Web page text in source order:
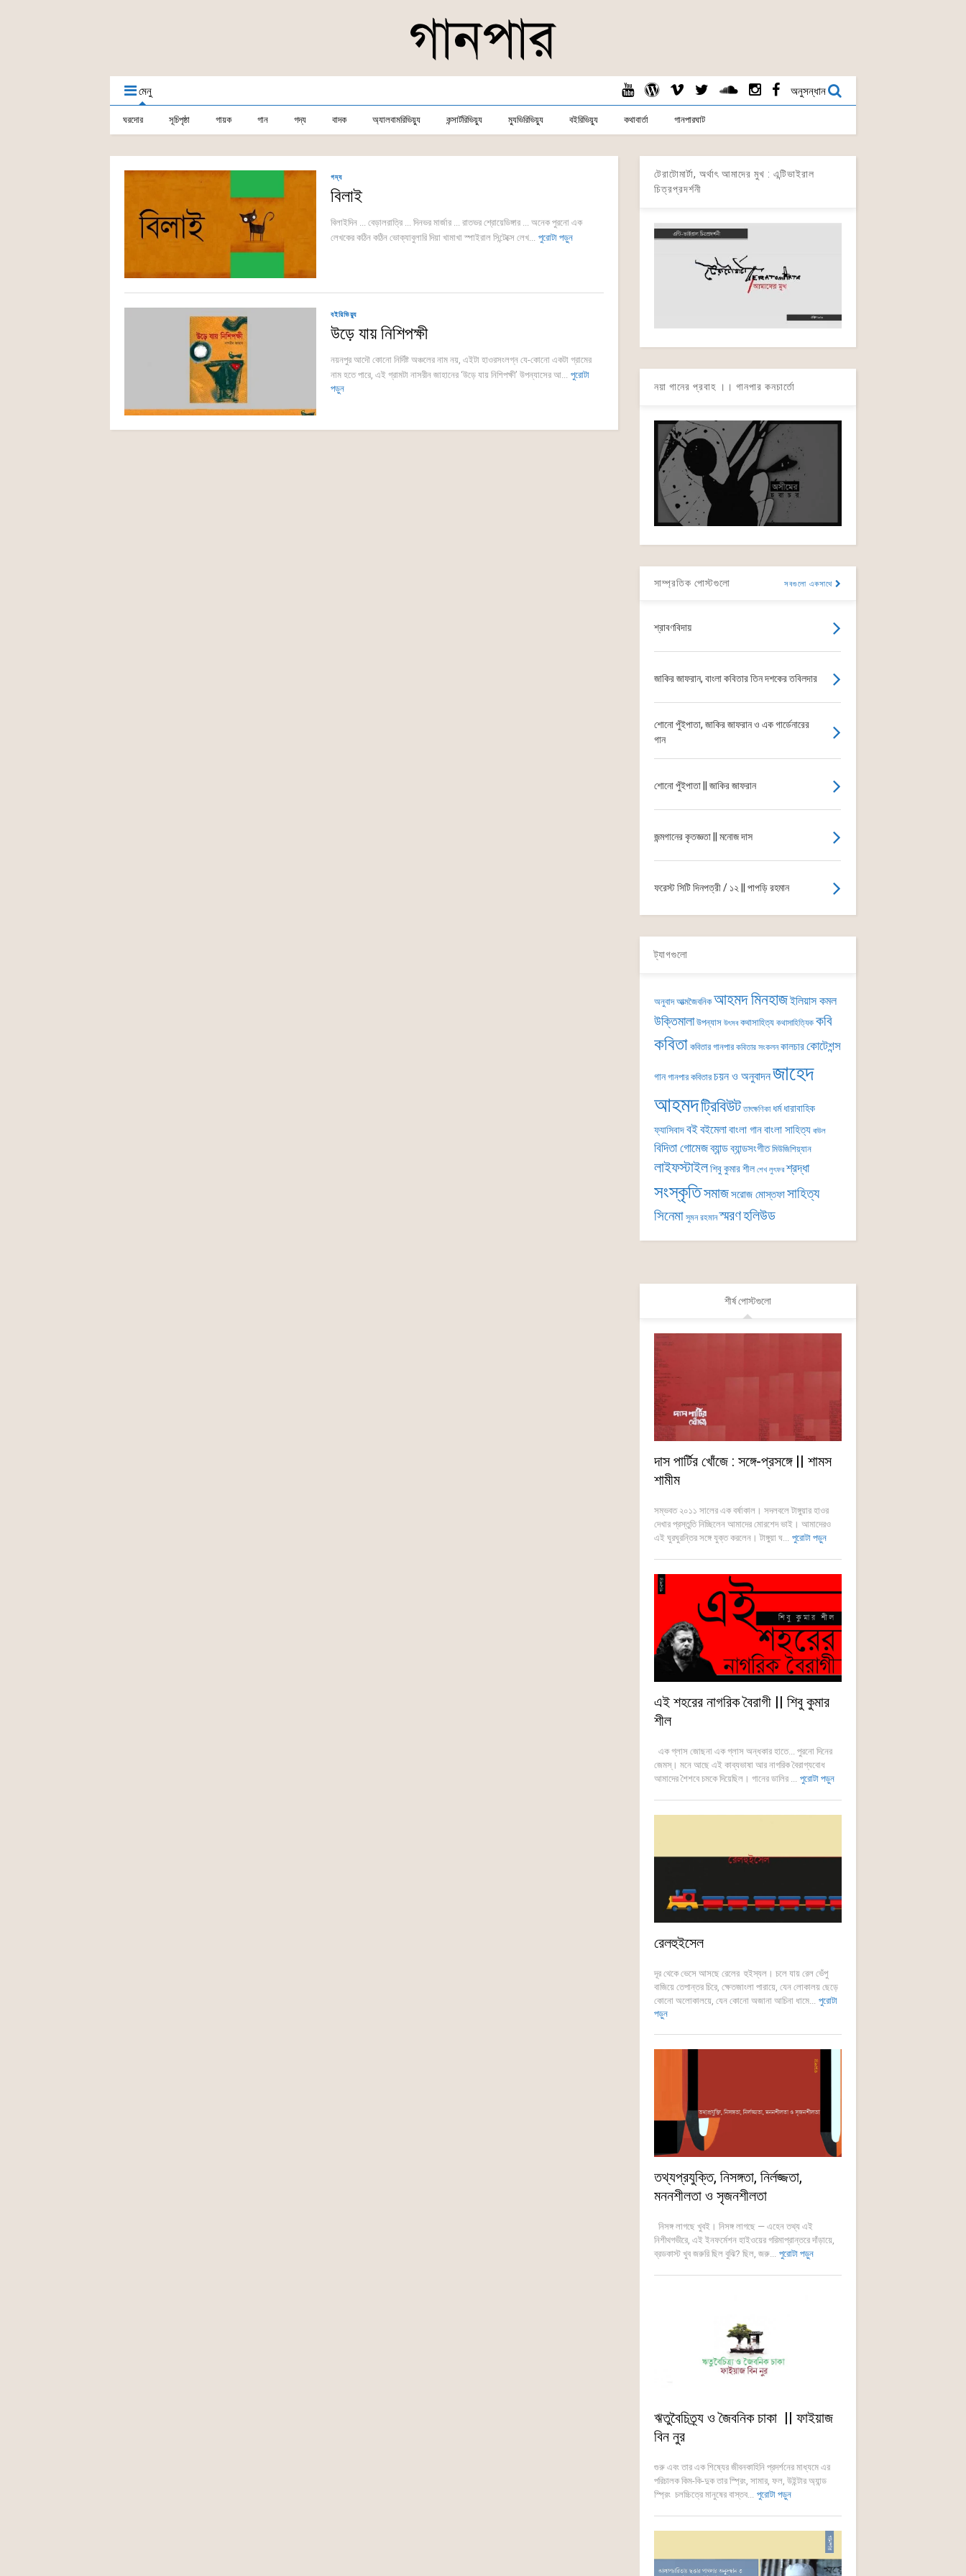
মেনু অনুসন্ধান
ঘরদোর সূচিপৃষ্ঠা গায়ক গান গদ্য বাদক অ্যালবামরিভিয়্যু কন্সার্টরিভিয়্যু ম্যুভিরিভিয়্যু বইরিভিয়্যু কথাবার্তা গানপারঘাট
গদ্য
বিলাই
বিলাইদিন ... বেড়ালরাত্রি ... দিনভর মার্জার ... রাতভর শ্রোয়েডিঙ্গার ... অনেক পুরনো এক
লেখকের কঠিন কঠিন ভোক্যাবুলারি দিয়া খামাখা স্পাইরাল সিন্টেক্সে লেখ... পুরোটা পড়ুন
বইরিভিয়্যু
উড়ে যায় নিশিপক্ষী
নয়নপুর আদৌ কোনো নির্দিষ্ট অঞ্চলের নাম নয়, এইটা হাওরসংলগ্ন যে-কোনো একটা গ্রামের
নাম হতে পারে, এই গ্রামটা নাসরীন জাহানের ‘উড়ে যায় নিশিপক্ষী’ উপন্যাসের আ... পুরোটা
পড়ুন
টেরাটোমার্টা, অর্থাৎ আমাদের মুখ : এন্টিভাইরাল
চিত্রপ্রদর্শনী
নয়া গানের প্রবাহ ।। গানপার কনচার্তো
সাম্প্রতিক পোস্টগুলো সবগুলো একসাথে
শ্রাবণবিদায়
জাকির জাফরান, বাংলা কবিতার তিন দশকের তবিলদার
শোনো পুঁইপাতা, জাকির জাফরান ও এক গার্ডেনারের
গান
শোনো পুঁইপাতা || জাকির জাফরান
জন্মগানের কৃতজ্ঞতা || মনোজ দাস
ফরেস্ট সিটি দিনপত্রী / ১২ || পাপড়ি রহমান
ট্যাগগুলো
অনুবাদ আত্মজৈবনিক আহমদ মিনহাজইলিয়াস কমল
উক্তিমালা উপন্যাস উৎসব কথাসাহিত্য কথাসাহিত্যিক কবি
কবিতা কবিতার গানপার কবিতার সংকলন কালচারকোটেশন্স
গান গানপার কবিতার চয়ন ও অনুবাদনজাহেদ
আহমদট্রিবিউট তাৎক্ষণিকা ধর্ম ধারাবাহিক
ফ্যাসিবাদবইবইমেলাবাংলা গানবাংলা সাহিত্য বাউল
বিদিতা গোমেজব্যান্ডব্যান্ডসংগীত মিউজিশিয়্যান
লাইফস্টাইলশিবু কুমার শীল শেখ লুৎফর শ্রদ্ধা
সংস্কৃতিসমাজসরোজ মোস্তফাসাহিত্য
সিনেমা সুমন রহমান স্মরণহলিউড
শীর্ষ পোস্টগুলো
দাস পার্টির খোঁজে : সঙ্গে-প্রসঙ্গে || শামস
শামীম
সম্ভবত ২০১১ সালের এক বর্ষাকাল। সদলবলে টাঙ্গুয়ার হাওর
দেখার প্রস্তুতি নিচ্ছিলেন আমাদের মোরশেদ ভাই। আমাদেরও
এই ঘুরঘুরন্তির সঙ্গে যুক্ত করলেন। টাঙ্গুয়া ঘ... পুরোটা পড়ুন
এই শহরের নাগরিক বৈরাগী || শিবু কুমার
শীল
এক গ্লাস জোছনা এক গ্লাস অন্ধকার হাতে... পুরনো দিনের
জেমস্। মনে আছে এই কাব্যভাষা আর নাগরিক বৈরাগ্যবোধ
আমাদের শৈশবে চমকে দিয়েছিল। গানের ডালির ... পুরোটা পড়ুন
রেলহুইসেল
দূর থেকে ভেসে আসছে রেলের হুইস্যল। চলে যায় রেল ভেঁপু
বাজিয়ে তেপান্তর চিরে, ক্ষেতজাংলা পারায়ে, যেন লোকালয় ছেড়ে
কোনো অলোকালয়ে, যেন কোনো অজানা আচিনা ধামে... পুরোটা
পড়ুন
তথ্যপ্রযুক্তি, নিসঙ্গতা, নির্লজ্জতা,
মননশীলতা ও সৃজনশীলতা
নিসঙ্গ লাগছে খুবই। নিসঙ্গ লাগছে — এহেন তথ্য এই
নিশীথগভীরে, এই ইনফর্মেশন হাইওয়ের গরিমাপ্রান্তরে দাঁড়ায়ে,
ব্রডকাস্ট খুব জরুরি ছিল বুঝি? ছিল, জরু... পুরোটা পড়ুন
ঋতুবৈচিত্র্য ও জৈবনিক চাকা || ফাইয়াজ
বিন নুর
গুরু এবং তার এক শিষ্যের জীবনকাহিনি প্রদর্শনের মাধ্যমে এর
পরিচালক কিম-কি-দুক তার স্প্রিং, সামার, ফল, উইন্টার অ্যান্ড
স্প্রিং চলচ্চিত্রে মানুষের বাস্তব... পুরোটা পড়ুন